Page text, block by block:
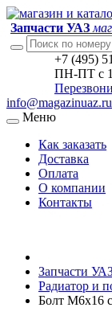
Запчасти УАЗ
+7 (495)
ПН-ПТ с
info@magazinuaz.ru
Меню
Как заказать
Доставка
Оплата
О компании
Контакты
Запчасти
Радиатор и
Болт М6х16